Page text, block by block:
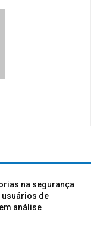
na segurança
usuários de
análise